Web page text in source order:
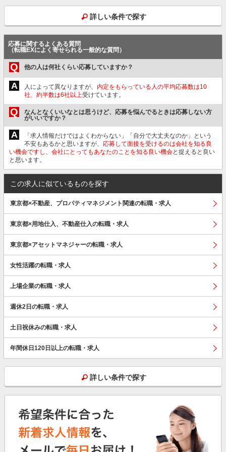
詳しい条件で探す
応募に関するよくある質問
（転職EXによく寄せられる一般的な質問）
Q 他の人は何社くらい応募していますか？
A 人によって異なりますが、 内定をもらっている人の平均応募数は10
社、約半数は6社以上受けています。
Q
なんとなくいいなとは思うけど、応募を悩んでるときは応募しない方
がいいですか？
A
「求人情報だけではよくわからない」「自分で大丈夫なのか」という
不安もあるかと思いますが、 応募して面接を受けるのは会社を知る良
い機会ですし、会社にとってもあなたのことを知る良い機会と捉えると良い
と思います。
この求人に似ているものを探す
東京都×不動産、プロパティマネジメント関連の転職・求人
東京都×用地仕入、不動産仕入の転職・求人
東京都×アセットマネジャーの転職・求人
女性活躍の転職・求人
上場企業の転職・求人
週休2日の転職・求人
土日祝休みの転職・求人
年間休日120日以上の転職・求人
詳しい条件で探す